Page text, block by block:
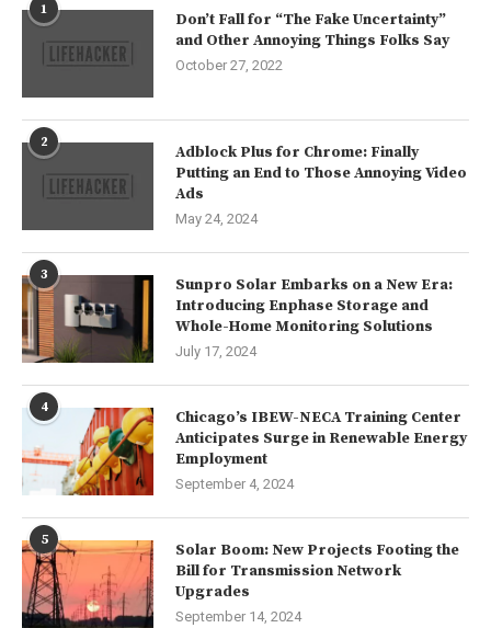
1
Don’t Fall for “The Fake Uncertainty”
and Other Annoying Things Folks Say
October 27, 2022
2
Adblock Plus for Chrome: Finally
Putting an End to Those Annoying Video
Ads
May 24, 2024
3
Sunpro Solar Embarks on a New Era:
Introducing Enphase Storage and
Whole-Home Monitoring Solutions
July 17, 2024
4
Chicago’s IBEW-NECA Training Center
Anticipates Surge in Renewable Energy
Employment
September 4, 2024
5
Solar Boom: New Projects Footing the
Bill for Transmission Network
Upgrades
September 14, 2024